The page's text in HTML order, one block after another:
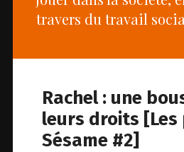
travers du travail
Rachel : une
leurs droits [Les
Sésame #2]